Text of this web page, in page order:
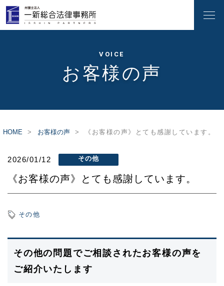
VOICE
お客様の声
HOME お客様の声 《お客様の声》とても感謝しています。
2026/01/12 その他
《お客様の声》とても感謝しています。
その他
その他の問題でご相談されたお客様の声を
ご紹介いたします